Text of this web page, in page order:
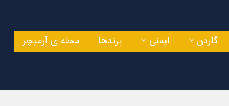
گاردن ایمنی برندها مجله ی آرمیچر